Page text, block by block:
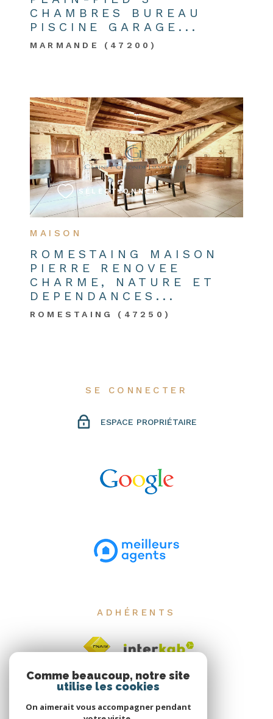
CHAMBRES BUREAU
PISCINE GARAGE...
MARMANDE (47200)
MAISON
ROMESTAING MAISON
PIERRE RENOVEE
CHARME, NATURE ET
DEPENDANCES...
ROMESTAING (47250)
SÉLECTIONNER
VOIR LE BIEN
SE CONNECTER
ESPACE PROPRIÉTAIRE
ADHÉRENTS
Comme beaucoup, notre site
utilise les cookies
On aimerait vous accompagner pendant